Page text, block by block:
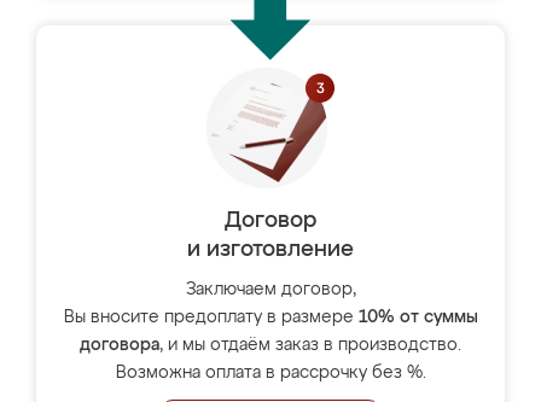
Договор
и изготовление
Заключаем договор,
Вы вносите предоплату в размере 10% от суммы
договора, и мы отдаём заказ в производство.
Возможна оплата в рассрочку без %.